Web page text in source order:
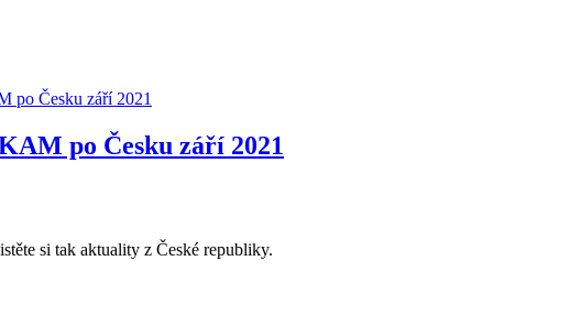
po Česku září 2021
po Česku září 2021
si tak aktuality z České republiky.